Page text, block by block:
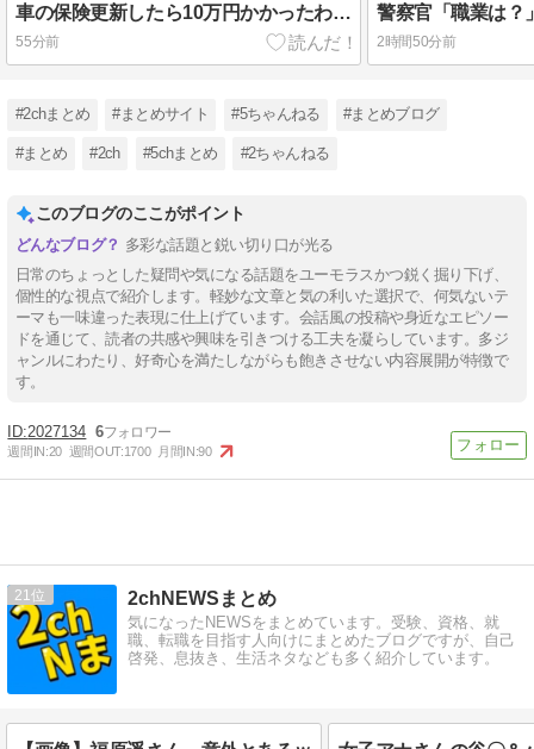
車の保険更新したら10万円かかったわ…
55分前 2時間50分前
#2chまとめ #まとめサイト #5ちゃんねる #まとめブログ
#まとめ #2ch #5chまとめ #2ちゃんねる
このブログのここがポイント
多彩な話題と鋭い切り口が光る
日常のちょっとした疑問や気になる話題をユーモラスかつ鋭く掘り下げ、
個性的な視点で紹介します。軽妙な文章と気の利いた選択で、何気ないテ
ーマも一味違った表現に仕上げています。会話風の投稿や身近なエピソー
ドを通じて、読者の共感や興味を引きつける工夫を凝らしています。多ジ
ャンルにわたり、好奇心を満たしながらも飽きさせない内容展開が特徴で
す。
2027134 6
週間IN:20 週間OUT:1700 月間IN:90
21 2chNEWSまとめ
気になったNEWSをまとめています。受験、資格、就
職、転職を目指す人向けにまとめたブログですが、自己
啓発、息抜き、生活ネタなども多く紹介しています。